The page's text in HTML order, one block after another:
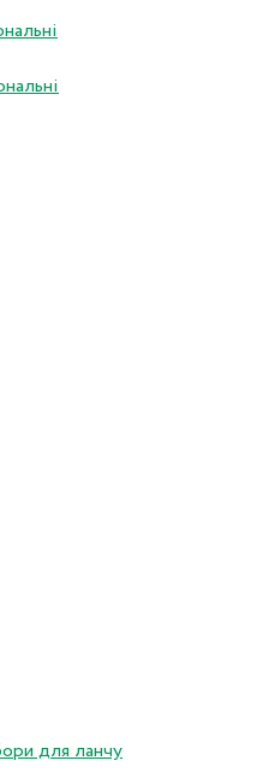
для ланчу